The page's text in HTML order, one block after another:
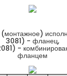
(монтажное)
3081) - фланец,
-
фланцем